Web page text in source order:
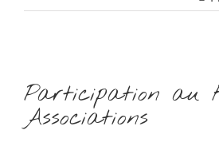
l'image
agrandie
Participation au
Associations